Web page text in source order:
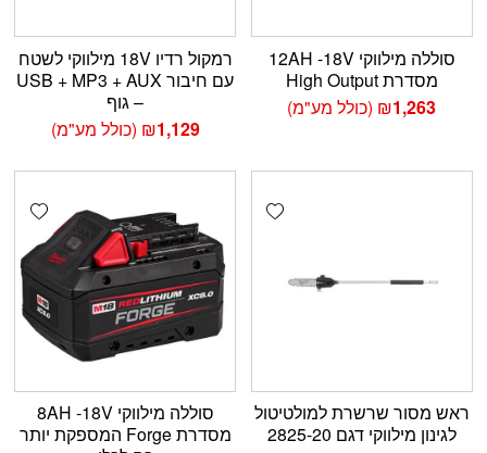
סוללה מילווקי 12AH -18V
מסדרת High Output
₪1,263 (כולל מע"מ)
רמקול רדיו 18V מילווקי לשטח
עם חיבור USB + MP3 + AUX
– גוף
₪1,129 (כולל מע"מ)
Add wishlist
ראש מסור שרשרת למולטיטול
לגינון מילווקי דגם 2825-20
סוללה מילווקי 8AH -18V
מסדרת Forge המספקת יותר